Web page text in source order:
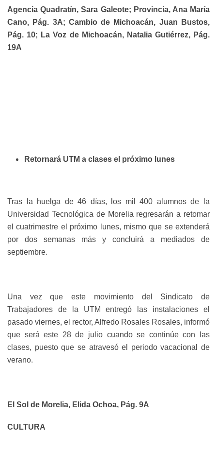
Agencia Quadratín, Sara Galeote; Provincia, Ana María
Cano, Pág. 3A; Cambio de Michoacán, Juan Bustos,
Pág. 10; La Voz de Michoacán, Natalia Gutiérrez, Pág.
19A
Retornará UTM a clases el próximo lunes
Tras la huelga de 46 días, los mil 400 alumnos de la
Universidad Tecnológica de Morelia regresarán a retomar
el cuatrimestre el próximo lunes, mismo que se extenderá
por dos semanas más y concluirá a mediados de
septiembre.
Una vez que este movimiento del Sindicato de
Trabajadores de la UTM entregó las instalaciones el
pasado viernes, el rector, Alfredo Rosales Rosales, informó
que será este 28 de julio cuando se continúe con las
clases, puesto que se atravesó el periodo vacacional de
verano.
El Sol de Morelia, Elida Ochoa, Pág. 9A
CULTURA